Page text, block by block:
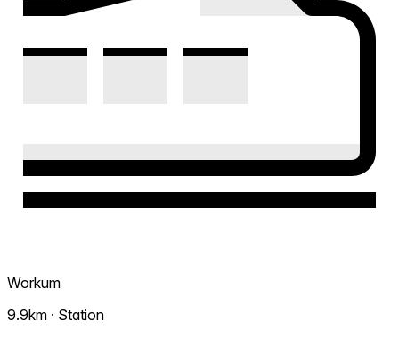
Workum
9.9km · Station